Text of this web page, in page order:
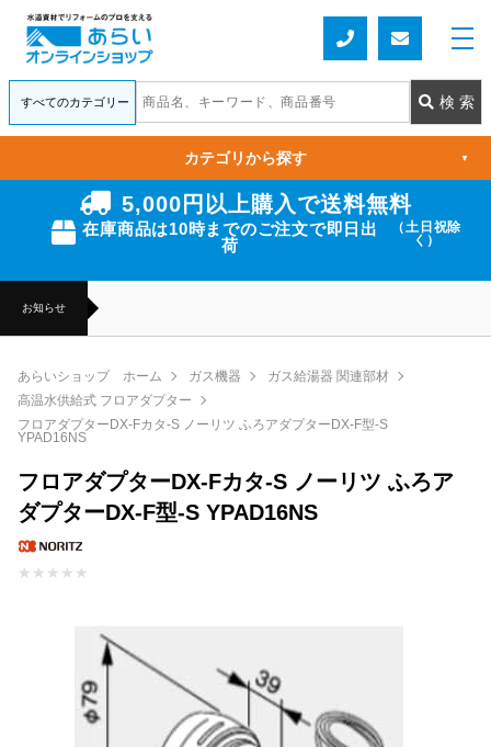
5,000円以上購入で送料無料
在庫商品は10時までのご注文で即日出
荷
（土日祝除
く）
お知らせ
カテゴリから探す ▼
あらいショップ ホーム ガス機器
ガス給湯器 関連部材
高温水供給式 フロアダプター
フロアダプターDX-Fカタ-S ノーリツ ふろアダプターDX-F型-S
YPAD16NS
フロアダプターDX-Fカタ-S ノーリツ ふろア
ダプターDX-F型-S YPAD16NS
★ ★ ★ ★ ★